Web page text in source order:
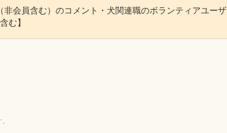
非会員含む）のコメント・犬関連職のボランティアユーザ
む】